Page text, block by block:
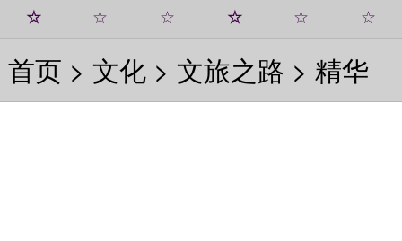
☆ ☆ ☆ ☆ ☆ ☆
首页 > 文化 > 文旅之路 > 精华